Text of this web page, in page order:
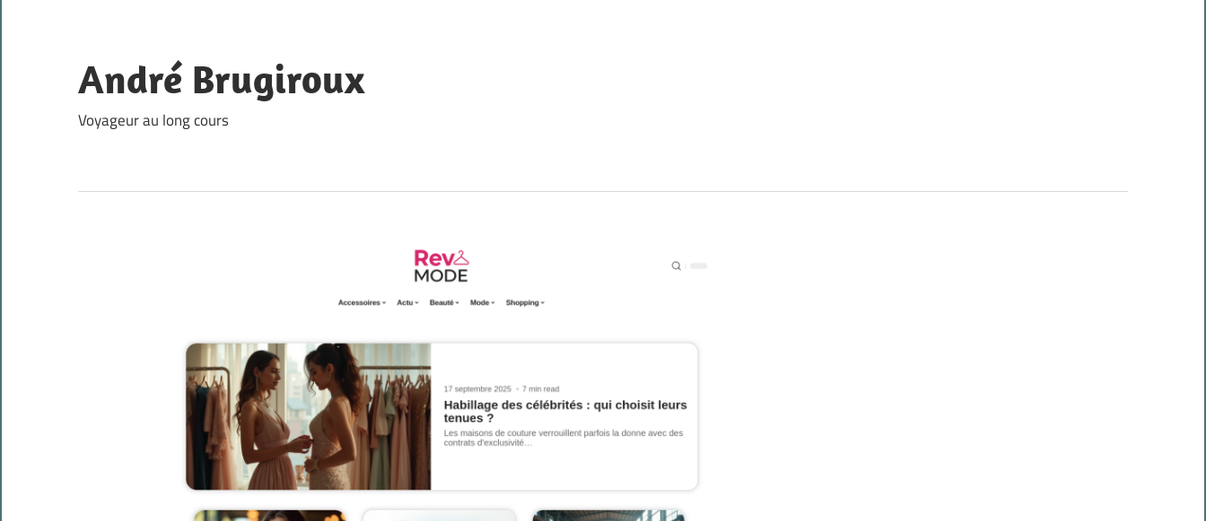
content
André Brugiroux
Voyageur au long cours